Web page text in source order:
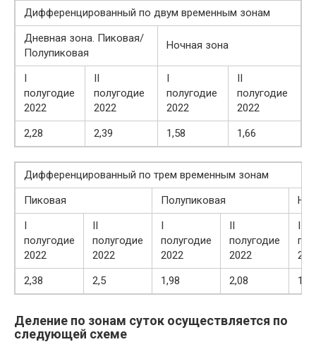
Дифференцированный по двум временным зонам
Дневная зона. Пиковая/
Полупиковая
Ночная зона
I
полугодие
2022
II
полугодие
2022
I
полугодие
2022
II
полугодие
2022
2,28
2,39 1,58 1,66
Дифференцированный по трем временным зонам
Пиковая
Полупиковая
I
полугодие
2022
II
полугодие
2022
I
полугодие
2022
II
полугодие
2022
I
2,38
2,5 1,98 2,08 1,58
Деление по зонам суток осуществляется по
следующей схеме